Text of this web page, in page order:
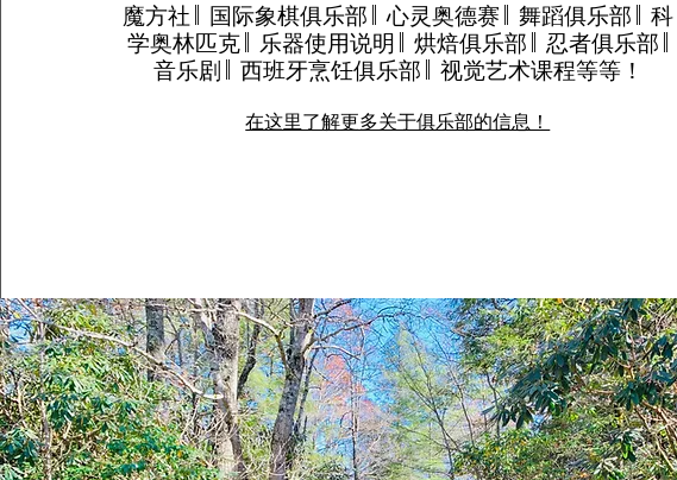
魔方社 || 国际象棋俱乐部 || 心灵奥德赛 || 舞蹈俱乐部 || 科
学奥林匹克 || 乐器使用说明 || 烘焙俱乐部 || 忍者俱乐部 ||
音乐剧 || 西班牙烹饪俱乐部 || 视觉艺术课程等等！
在这里了解更多关于俱乐部的信息！